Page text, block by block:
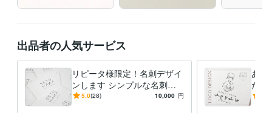
出品者の人気サービス
リピータ様限定！名刺デザイ
ンします シンプルな名刺・
ショップカードデザインしま
5.0(28) 10,000 円
あた
だけ
想い